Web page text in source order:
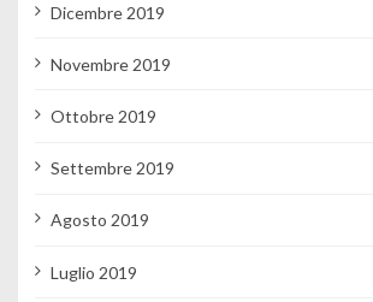
Dicembre 2019
Novembre 2019
Ottobre 2019
Settembre 2019
Agosto 2019
Luglio 2019